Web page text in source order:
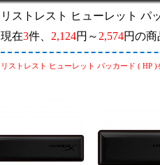
リストレスト ヒューレット パ
現在3件、 2,124円～2,574円の
リストレスト ヒューレット パッカード ( HP )